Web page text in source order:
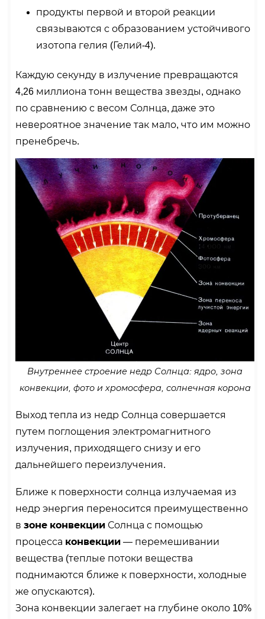
продукты первой и второй реакции
связываются с образованием устойчивого
изотопа гелия (Гелий-4).
Каждую секунду в излучение превращаются
4,26 миллиона тонн вещества звезды, однако
по сравнению с весом Солнца, даже это
невероятное значение так мало, что им можно
пренебречь.
Внутреннее строение недр Солнца: ядро, зона
конвекции, фото и хромосфера, солнечная корона
Выход тепла из недр Солнца совершается
путем поглощения электромагнитного
излучения, приходящего снизу и его
дальнейшего переизлучения.
Ближе к поверхности солнца излучаемая из
недр энергия переносится преимущественно
взоне конвекции Солнца с помощью
процесса конвекции — перемешивании
вещества (теплые потоки вещества
поднимаются ближе к поверхности, холодные
же опускаются).
Зона конвекции залегает на глубине около 10%